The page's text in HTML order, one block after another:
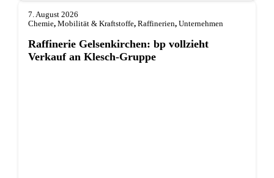
7. August 2026
Chemie, Mobilität & Kraftstoffe, Raffinerien, Unternehmen
Raffinerie Gelsenkirchen: bp vollzieht
Verkauf an Klesch-Gruppe